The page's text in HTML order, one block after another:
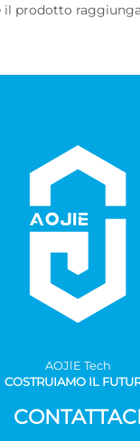
il prodotto
AOJlE Tech
COSTRUIAMO IL
CONTATTACI